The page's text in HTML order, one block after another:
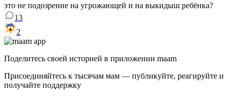
это не подозрение на угрожающей и на выкидыш ребёнка?
13
2
Поделитесь своей историей в приложении maam
Присоединяйтесь к тысячам мам — публикуйте, реагируйте и
получайте поддержку